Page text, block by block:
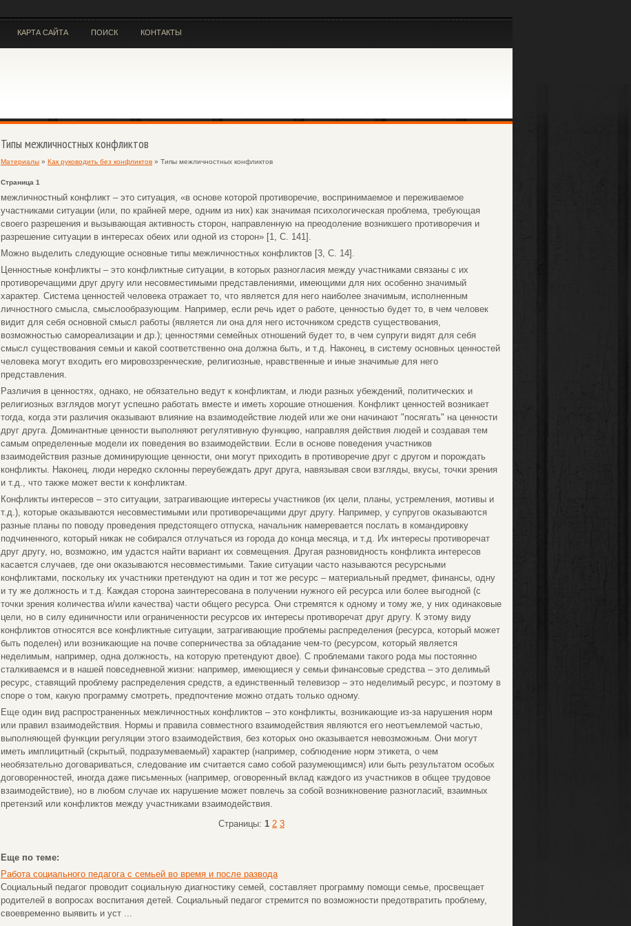
КАРТА САЙТА ПОИСК КОНТАКТЫ
Типы межличностных конфликтов
Материалы » Как руководить без конфликтов » Типы межличностных конфликтов
Страница 1
межличностный конфликт – это ситуация, «в основе которой противоречие, воспринимаемое и переживаемое
участниками ситуации (или, по крайней мере, одним из них) как значимая психологическая проблема, требующая
своего разрешения и вызывающая активность сторон, направленную на преодоление возникшего противоречия и
разрешение ситуации в интересах обеих или одной из сторон» [1, С. 141].
Можно выделить следующие основные типы межличностных конфликтов [3, С. 14].
Ценностные конфликты – это конфликтные ситуации, в которых разногласия между участниками связаны с их
противоречащими друг другу или несовместимыми представлениями, имеющими для них особенно значимый
характер. Система ценностей человека отражает то, что является для него наиболее значимым, исполненным
личностного смысла, смыслообразующим. Например, если речь идет о работе, ценностью будет то, в чем человек
видит для себя основной смысл работы (является ли она для него источником средств существования,
возможностью самореализации и др.); ценностями семейных отношений будет то, в чем супруги видят для себя
смысл существования семьи и какой соответственно она должна быть, и т.д. Наконец, в систему основных ценностей
человека могут входить его мировоззренческие, религиозные, нравственные и иные значимые для него
представления.
Различия в ценностях, однако, не обязательно ведут к конфликтам, и люди разных убеждений, политических и
религиозных взглядов могут успешно работать вместе и иметь хорошие отношения. Конфликт ценностей возникает
тогда, когда эти различия оказывают влияние на взаимодействие людей или же они начинают "посягать" на ценности
друг друга. Доминантные ценности выполняют регулятивную функцию, направляя действия людей и создавая тем
самым определенные модели их поведения во взаимодействии. Если в основе поведения участников
взаимодействия разные доминирующие ценности, они могут приходить в противоречие друг с другом и порождать
конфликты. Наконец, люди нередко склонны переубеждать друг друга, навязывая свои взгляды, вкусы, точки зрения
и т.д., что также может вести к конфликтам.
Конфликты интересов – это ситуации, затрагивающие интересы участников (их цели, планы, устремления, мотивы и
т.д.), которые оказываются несовместимыми или противоречащими друг другу. Например, у супругов оказываются
разные планы по поводу проведения предстоящего отпуска, начальник намеревается послать в командировку
подчиненного, который никак не собирался отлучаться из города до конца месяца, и т.д. Их интересы противоречат
друг другу, но, возможно, им удастся найти вариант их совмещения. Другая разновидность конфликта интересов
касается случаев, где они оказываются несовместимыми. Такие ситуации часто называются ресурсными
конфликтами, поскольку их участники претендуют на один и тот же ресурс – материальный предмет, финансы, одну
и ту же должность и т.д. Каждая сторона заинтересована в получении нужного ей ресурса или более выгодной (с
точки зрения количества и/или качества) части общего ресурса. Они стремятся к одному и тому же, у них одинаковые
цели, но в силу единичности или ограниченности ресурсов их интересы противоречат друг другу. К этому виду
конфликтов относятся все конфликтные ситуации, затрагивающие проблемы распределения (ресурса, который может
быть поделен) или возникающие на почве соперничества за обладание чем-то (ресурсом, который является
неделимым, например, одна должность, на которую претендуют двое). С проблемами такого рода мы постоянно
сталкиваемся и в нашей повседневной жизни: например, имеющиеся у семьи финансовые средства – это делимый
ресурс, ставящий проблему распределения средств, а единственный телевизор – это неделимый ресурс, и поэтому в
споре о том, какую программу смотреть, предпочтение можно отдать только одному.
Еще один вид распространенных межличностных конфликтов – это конфликты, возникающие из-за нарушения норм
или правил взаимодействия. Нормы и правила совместного взаимодействия являются его неотъемлемой частью,
выполняющей функции регуляции этого взаимодействия, без которых оно оказывается невозможным. Они могут
иметь имплицитный (скрытый, подразумеваемый) характер (например, соблюдение норм этикета, о чем
необязательно договариваться, следование им считается само собой разумеющимся) или быть результатом особых
договоренностей, иногда даже письменных (например, оговоренный вклад каждого из участников в общее трудовое
взаимодействие), но в любом случае их нарушение может повлечь за собой возникновение разногласий, взаимных
претензий или конфликтов между участниками взаимодействия.
Страницы: 1 2 3
Еще по теме:
Работа социального педагога с семьей во время и после развода
Социальный педагог проводит социальную диагностику семей, составляет программу помощи семье, просвещает
родителей в вопросах воспитания детей. Социальный педагог стремится по возможности предотвратить проблему,
своевременно выявить и уст ...